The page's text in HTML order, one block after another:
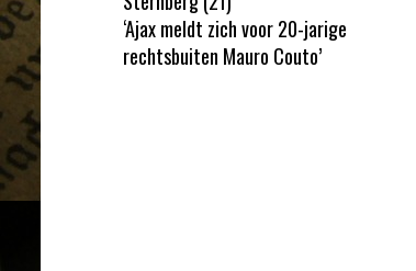
‘Ajax meldt zich voor 20-jarige
rechtsbuiten Mauro Couto’